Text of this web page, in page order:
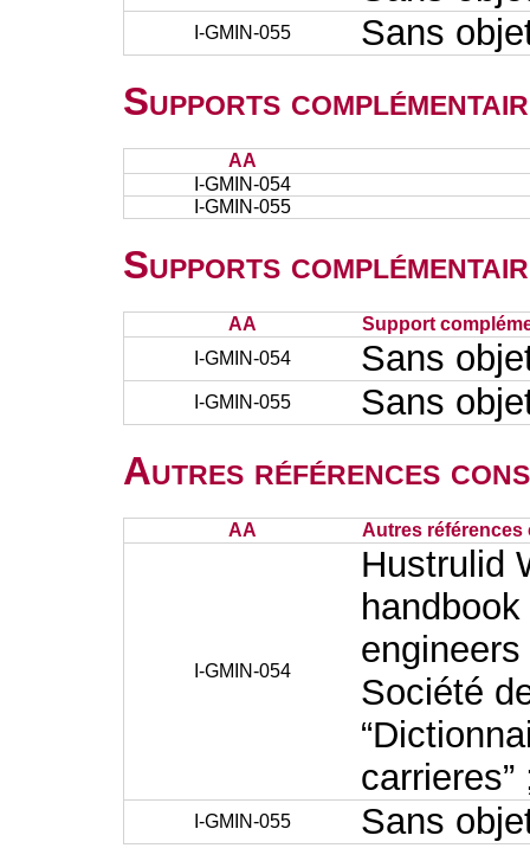
I-GMIN-055 Sans
Supports
AA
I-GMIN-054
I-GMIN-055
Supports
AA
Support
I-GMIN-054
Sans
I-GMIN-055 Sans
Autres références
AA Autres références
I-GMIN-054
Hustrulid
Société
I-GMIN-055
Sans